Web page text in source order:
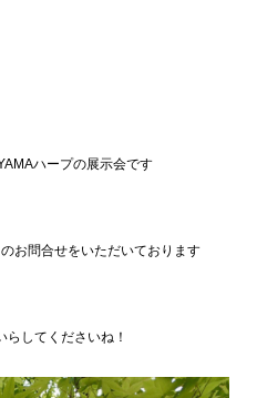
ハープの展示会です
お問合せをいただいております
してくださいね！